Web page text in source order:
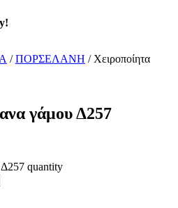
/ΠΟΡΣΕΛΑΝΗ / Χειροποίητα
γάμου Δ257
Δ257 quantity